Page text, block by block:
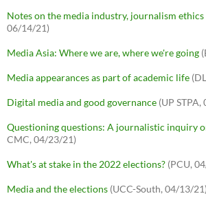
Notes on the media industry, journalism ethics
06/14/21)
Media Asia: Where we are, where we're going
Media appearances as part of academic life
Digital media and good governance (UP
Questioning questions: A journalistic inquiry
CMC, 04/23/21)
What's at stake in the 2022 elections? (PCU,
Media and the elections (UCC-South, 04/13/21)